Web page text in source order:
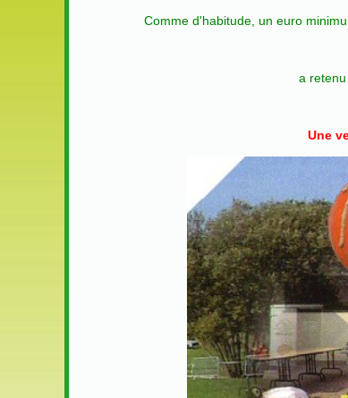
Comme d'habitude, un euro
a
Une